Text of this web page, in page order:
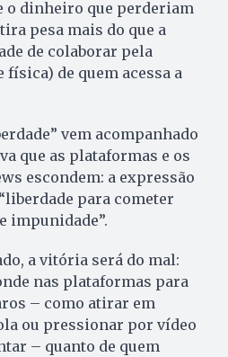
o dinheiro que perderiam
pesa mais do que a
de colaborar pela
de quem acessa a
vem acompanhado
que as plataformas e os
escondem: a expressão
para cometer
impunidade”.
a vitória será do mal:
nas plataformas para
– como atirar em
ou pressionar por vídeo
– quanto de quem